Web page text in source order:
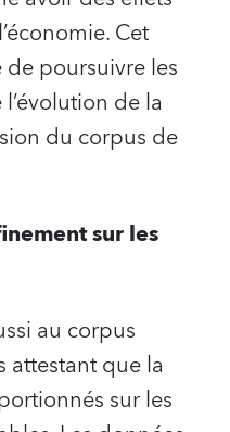
Cet
poursuivre les
de la
du corpus de
sur les
au corpus
que la
sur les